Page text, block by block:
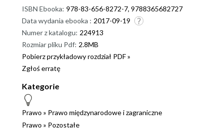
ISBN Ebooka: 978-83-656-8272-7, 9788365682727
Data wydania ebooka : 2017-09-19
Numer z katalogu: 224913
Rozmiar pliku Pdf: 2.8MB
Pobierz przykładowy rozdział PDF »
Zgłoś erratę
Kategorie
Prawo » Prawo międzynarodowe i zagraniczne
Prawo » Pozostałe